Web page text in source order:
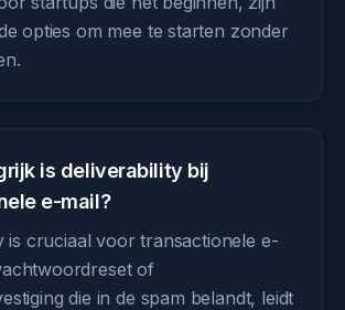
opties om mee te starten zonder
is deliverability bij
e-mail?
is cruciaal voor transactionele e-
of
die in de spam belandt, leidt